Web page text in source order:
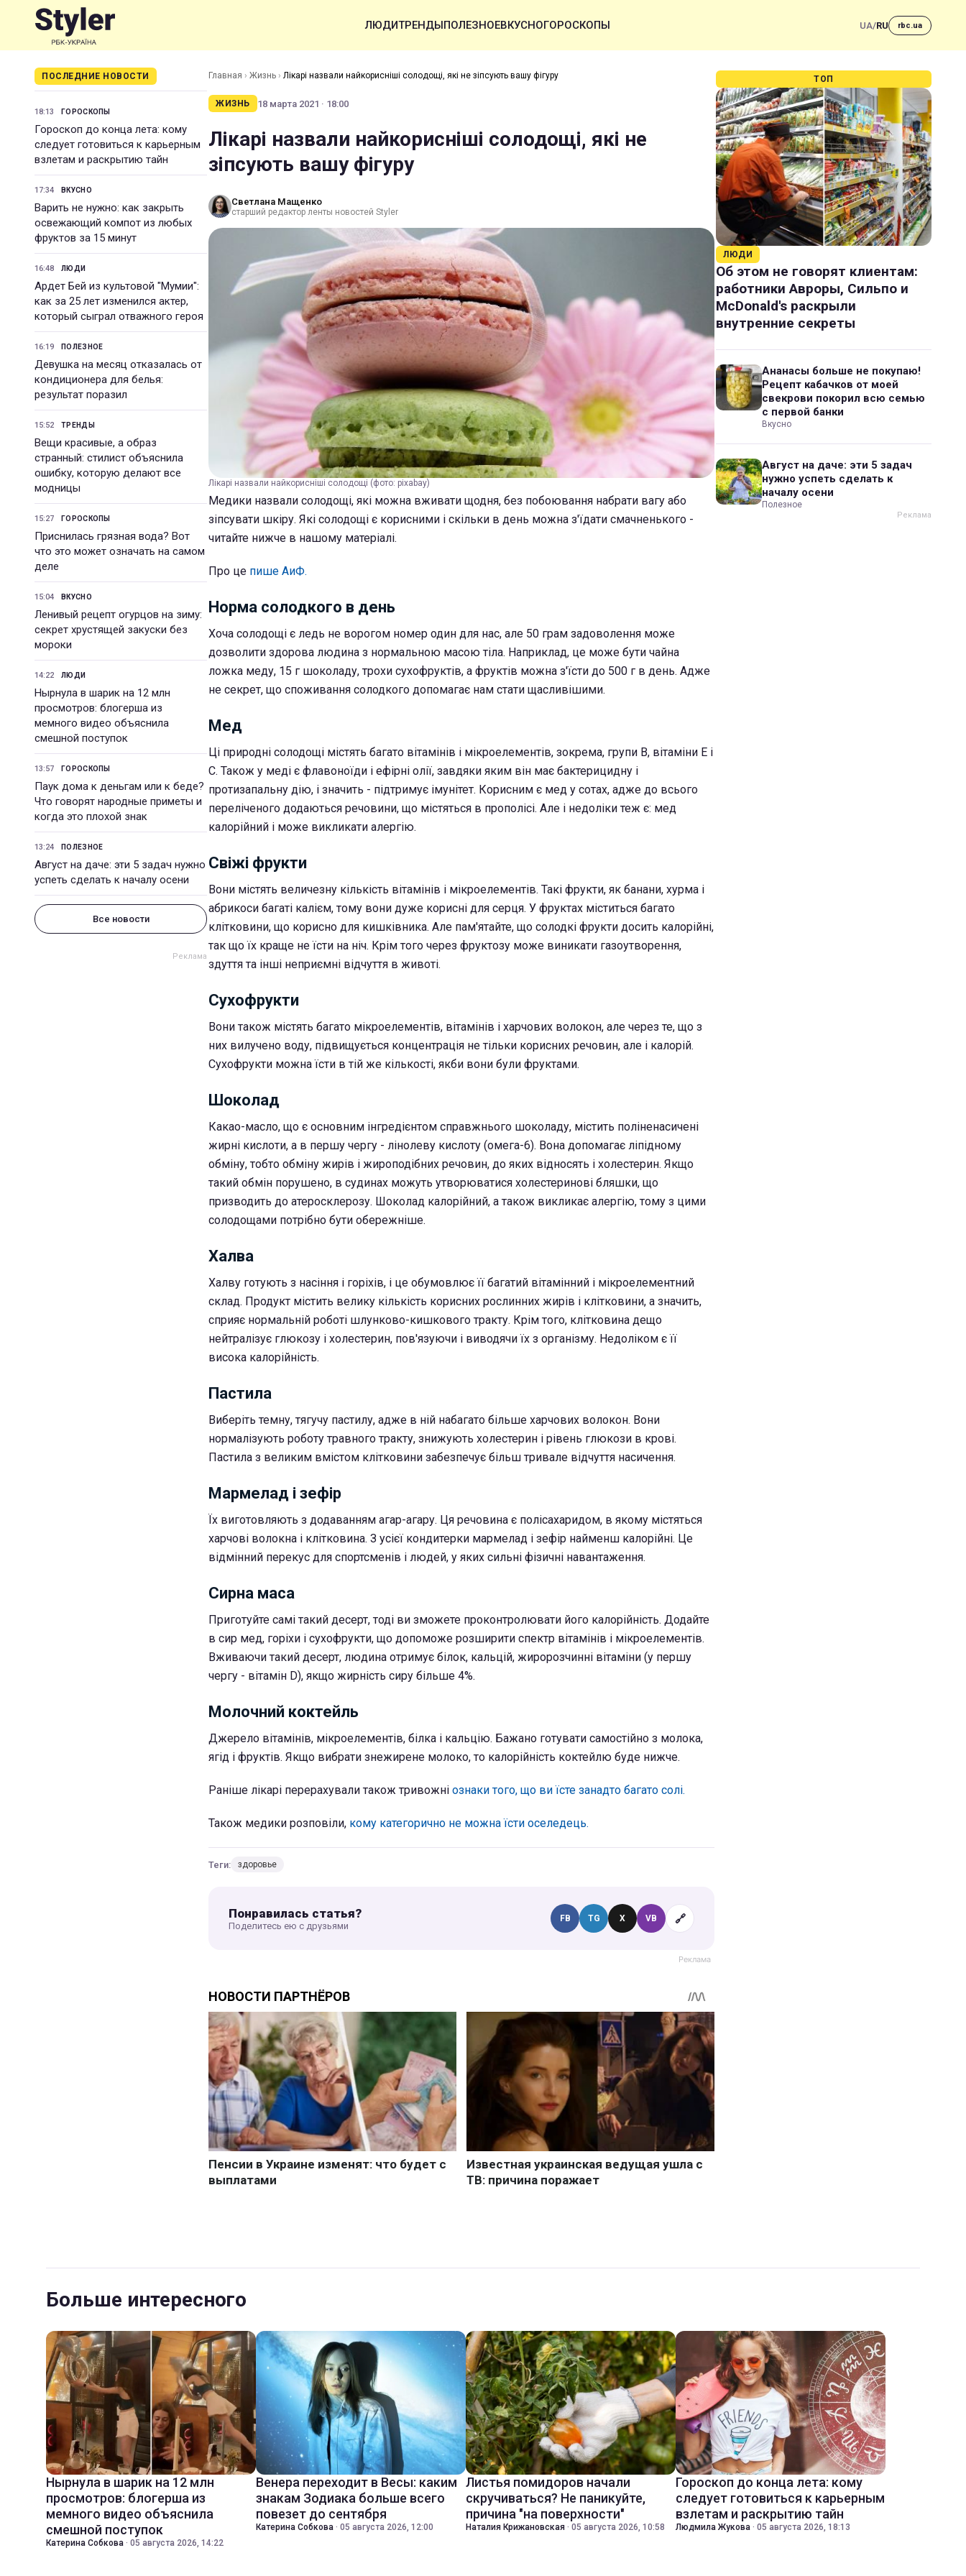
ЛЮДИТРЕНДЫПОЛЕЗНОЕВКУСНОГОРОСКОПЫ UA/RU rbc.ua
ПОСЛЕДНИЕ НОВОСТИ
18:13 ГОРОСКОПЫ
Гороскоп до конца лета: кому
следует готовиться к карьерным
взлетам и раскрытию тайн
17:34 ВКУСНО
Варить не нужно: как закрыть
освежающий компот из любых
фруктов за 15 минут
16:48 ЛЮДИ
Ардет Бей из культовой "Мумии":
как за 25 лет изменился актер,
который сыграл отважного героя
16:19 ПОЛЕЗНОЕ
Девушка на месяц отказалась от
кондиционера для белья:
результат поразил
15:52 ТРЕНДЫ
Вещи красивые, а образ
странный: стилист объяснила
ошибку, которую делают все
модницы
15:27 ГОРОСКОПЫ
Приснилась грязная вода? Вот
что это может означать на самом
деле
15:04 ВКУСНО
Ленивый рецепт огурцов на зиму:
секрет хрустящей закуски без
мороки
14:22 ЛЮДИ
Нырнула в шарик на 12 млн
просмотров: блогерша из
мемного видео объяснила
смешной поступок
13:57 ГОРОСКОПЫ
Паук дома к деньгам или к беде?
Что говорят народные приметы и
когда это плохой знак
13:24 ПОЛЕЗНОЕ
Август на даче: эти 5 задач нужно
успеть сделать к началу осени
Все новости
Главная › Жизнь › Лікарі назвали найкорисніші солодощі, які не зіпсують вашу фігуру
ЖИЗНЬ 18 марта 2021 · 18:00
Лікарі назвали найкорисніші солодощі, які не
зіпсують вашу фігуру
Светлана Мащенко
старший редактор ленты новостей Styler
Лікарі назвали найкорисніші солодощі (фото: pixabay)
Медики назвали солодощі, які можна вживати щодня, без побоювання набрати вагу або
зіпсувати шкіру. Які солодощі є корисними і скільки в день можна з'їдати смачненького -
читайте нижче в нашому матеріалі.
Про це пише АиФ.
Норма солодкого в день
Хоча солодощі є ледь не ворогом номер один для нас, але 50 грам задоволення може
дозволити здорова людина з нормальною масою тіла. Наприклад, це може бути чайна
ложка меду, 15 г шоколаду, трохи сухофруктів, а фруктів можна з'їсти до 500 г в день. Адже
не секрет, що споживання солодкого допомагає нам стати щасливішими.
Мед
Ці природні солодощі містять багато вітамінів і мікроелементів, зокрема, групи В, вітаміни Е і
С. Також у меді є флавоноїди і ефірні олії, завдяки яким він має бактерицидну і
протизапальну дію, і значить - підтримує імунітет. Корисним є мед у сотах, адже до всього
переліченого додаються речовини, що містяться в прополісі. Але і недоліки теж є: мед
калорійний і може викликати алергію.
Свіжі фрукти
Вони містять величезну кількість вітамінів і мікроелементів. Такі фрукти, як банани, хурма і
абрикоси багаті калієм, тому вони дуже корисні для серця. У фруктах міститься багато
клітковини, що корисно для кишківника. Але пам'ятайте, що солодкі фрукти досить калорійні,
так що їх краще не їсти на ніч. Крім того через фруктозу може виникати газоутворення,
здуття та інші неприємні відчуття в животі.
Сухофрукти
Вони також містять багато мікроелементів, вітамінів і харчових волокон, але через те, що з
них вилучено воду, підвищується концентрація не тільки корисних речовин, але і калорій.
Сухофрукти можна їсти в тій же кількості, якби вони були фруктами.
Шоколад
Какао-масло, що є основним інгредієнтом справжнього шоколаду, містить поліненасичені
жирні кислоти, а в першу чергу - лінолеву кислоту (омега-6). Вона допомагає ліпідному
обміну, тобто обміну жирів і жироподібних речовин, до яких відносять і холестерин. Якщо
такий обмін порушено, в судинах можуть утворюватися холестеринові бляшки, що
призводить до атеросклерозу. Шоколад калорійний, а також викликає алергію, тому з цими
солодощами потрібно бути обережніше.
Халва
Халву готують з насіння і горіхів, і це обумовлює її багатий вітамінний і мікроелементний
склад. Продукт містить велику кількість корисних рослинних жирів і клітковини, а значить,
сприяє нормальній роботі шлунково-кишкового тракту. Крім того, клітковина дещо
нейтралізує глюкозу і холестерин, пов'язуючи і виводячи їх з організму. Недоліком є її
висока калорійність.
Пастила
Виберіть темну, тягучу пастилу, адже в ній набагато більше харчових волокон. Вони
нормалізують роботу травного тракту, знижують холестерин і рівень глюкози в крові.
Пастила з великим вмістом клітковини забезпечує більш тривале відчуття насичення.
Мармелад і зефір
Їх виготовляють з додаванням агар-агару. Ця речовина є полісахаридом, в якому містяться
харчові волокна і клітковина. З усієї кондитерки мармелад і зефір найменш калорійні. Це
відмінний перекус для спортсменів і людей, у яких сильні фізичні навантаження.
Сирна маса
Приготуйте самі такий десерт, тоді ви зможете проконтролювати його калорійність. Додайте
в сир мед, горіхи і сухофрукти, що допоможе розширити спектр вітамінів і мікроелементів.
Вживаючи такий десерт, людина отримує білок, кальцій, жиророзчинні вітаміни (у першу
чергу - вітамін D), якщо жирність сиру більше 4%.
Молочний коктейль
Джерело вітамінів, мікроелементів, білка і кальцію. Бажано готувати самостійно з молока,
ягід і фруктів. Якщо вибрати знежирене молоко, то калорійність коктейлю буде нижче.
Раніше лікарі перерахували також тривожні ознаки того, що ви їсте занадто багато солі.
Також медики розповіли, кому категорично не можна їсти оселедець.
Теги: здоровье
Понравилась статья?
Поделитесь ею с друзьями
FB TG X VB 🔗
ТОП
ЛЮДИ
Об этом не говорят клиентам:
работники Авроры, Сильпо и
McDonald's раскрыли
внутренние секреты
Ананасы больше не покупаю!
Рецепт кабачков от моей
свекрови покорил всю семью
с первой банки
Вкусно
Август на даче: эти 5 задач
нужно успеть сделать к
началу осени
Полезное
Больше интересного
Нырнула в шарик на 12 млн
просмотров: блогерша из
мемного видео объяснила
смешной поступок
Катерина Собкова · 05 августа 2026, 14:22
Венера переходит в Весы: каким
знакам Зодиака больше всего
повезет до сентября
Катерина Собкова · 05 августа 2026, 12:00
Листья помидоров начали
скручиваться? Не паникуйте,
причина "на поверхности"
Наталия Крижановская · 05 августа 2026, 10:58
Гороскоп до конца лета: кому
следует готовиться к карьерным
взлетам и раскрытию тайн
Людмила Жукова · 05 августа 2026, 18:13